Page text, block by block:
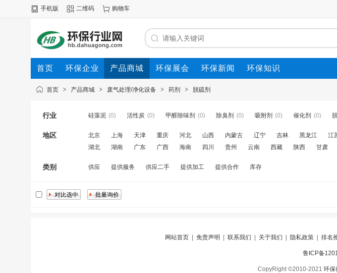
手机版 二维码 购物车
首页 环保企业 产品商城 环保展会 环保新闻 环保知识
首页 > 产品商城 > 废气处理/净化设备 > 药剂 > 脱硫剂
行业 硅藻泥 (0) 活性炭 (0) 甲醛除味剂 (0) 除臭剂 (0) 吸附剂 (0) 催化剂 (0)
地区 北京 上海 天津 重庆 河北 山西 内蒙古 辽宁 吉林 黑龙江 江
湖北
湖南 广东 广西 海南 四川 贵州 云南 西藏 陕西 甘肃
类别 供应 提供服务 供应二手 提供加工 提供合作 库存
网站首页 免责声明 联系我们 关于我们 隐私政策 排名
鲁ICP备
CopyRight ©2010-2021 环保